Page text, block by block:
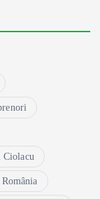
Ciolacu